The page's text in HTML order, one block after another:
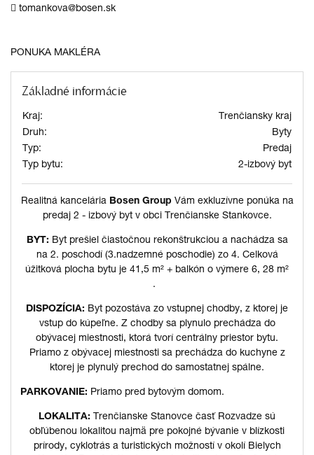
tomankova@bosen.sk
PONUKA MAKLÉRA
Základné informácie
Kraj:
Trenčiansky kraj
Druh:
Byty
Typ:
Predaj
Typ bytu:
2-izbový byt
Realitná kanceláriaBosen Group Vám exkluzívne ponúka na
predaj 2 - izbový byt v obci Trenčianske Stankovce.
BYT: Byt prešiel čiastočnou rekonštrukciou a nachádza sa
na 2. poschodí (3.nadzemné poschodie) zo 4. Celková
úžitková plocha bytu je 41,5 m² + balkón o výmere 6, 28 m²
.
DISPOZÍCIA: Byt pozostáva zo vstupnej chodby, z ktorej je
vstup do kúpeľne. Z chodby sa plynulo prechádza do
obývacej miestnosti, ktorá tvorí centrálny priestor bytu.
Priamo z obývacej miestnosti sa prechádza do kuchyne z
ktorej je plynulý prechod do samostatnej spálne.
PARKOVANIE: Priamo pred bytovým domom.
LOKALITA: Trenčianske Stanovce časť Rozvadze sú
obľúbenou lokalitou najmä pre pokojné bývanie v blízkosti
prírody, cyklotrás a turistických možností v okolí Bielych